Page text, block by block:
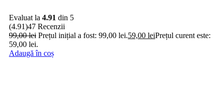
Evaluat la 4.91 din 5
(4.91)47 Recenzii
99,00lei Prețul inițial a fost: 99,00 lei.59,00 leiPrețul curent este:
59,00 lei.
Adaugă în coș